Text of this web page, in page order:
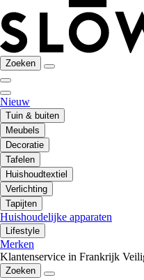
Zoeken
Nieuw
Tuin & buiten
Meubels
Decoratie
Tafelen
Huishoudtextiel
Verlichting
Tapijten
Huishoudelijke apparaten
Lifestyle
Merken
Klantenservice in Frankrijk
Zoeken